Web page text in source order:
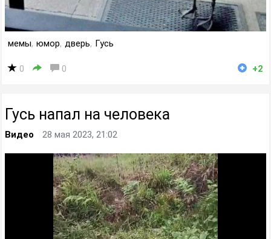
мемы, юмор, дверь, Гусь
0 0 +2
Гусь напал на человека
Видео 28 мая 2023, 21:02